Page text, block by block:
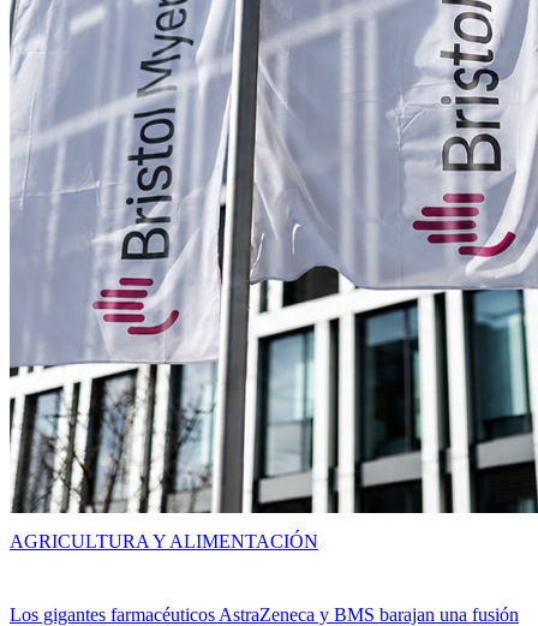
Los gigantes farmacéuticos AstraZeneca y BMS barajan una fusión
AGRICULTURA Y ALIMENTACIÓN